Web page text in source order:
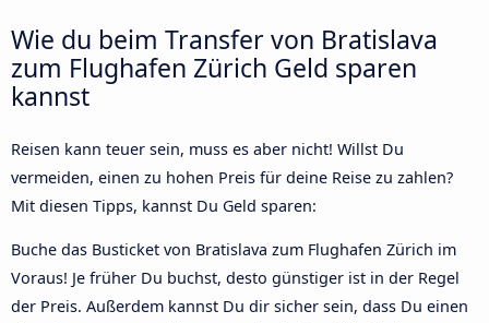
Wie du beim Transfer von Bratislava
zum Flughafen Zürich Geld sparen
kannst
Reisen kann teuer sein, muss es aber nicht! Willst Du
vermeiden, einen zu hohen Preis für deine Reise zu zahlen?
Mit diesen Tipps, kannst Du Geld sparen:
Buche das Busticket von Bratislava zum Flughafen Zürich im
Voraus! Je früher Du buchst, desto günstiger ist in der Regel
der Preis. Außerdem kannst Du dir sicher sein, dass Du einen